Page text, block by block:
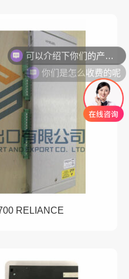
RELIANCE
你们是怎么收费的呢